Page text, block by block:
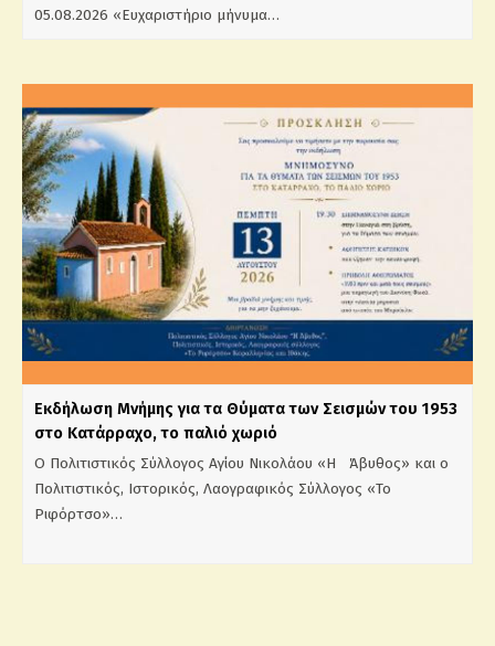
05.08.2026 «Ευχαριστήριο μήνυμα…
Εκδήλωση Μνήμης για τα Θύματα των Σεισμών του 1953
στο Κατάρραχο, το παλιό χωριό
Ο Πολιτιστικός Σύλλογος Αγίου Νικολάου «Η Άβυθος» και ο
Πολιτιστικός, Ιστορικός, Λαογραφικός Σύλλογος «Το
Ριφόρτσο»…